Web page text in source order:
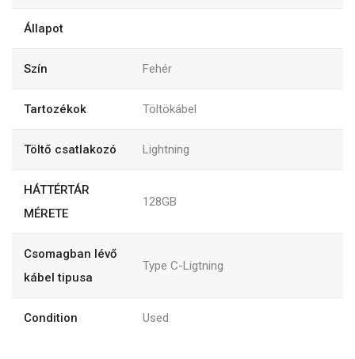
Állapot
Szín Fehér
Tartozékok Töltökábel
Töltő csatlakozó Lightning
HÁTTÉRTÁR
MÉRETE
128GB
Csomagban lévő
kábel tipusa
Type C-Ligtning
Condition Used